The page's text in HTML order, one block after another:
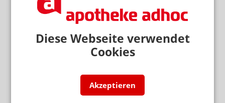
Diese Webseite verwendet
Cookies
Akzeptieren
THROMBOZYTENAGGREGATION
Vorsicht bei Novaminsulfon und ASS 100
THROMBOZYTENAGGREGATION
Infarktrisiko: Protein als Doppelagent
IMMUNSYSTEM
Thrombozyt: Migrant mit Zusatzqualifikation